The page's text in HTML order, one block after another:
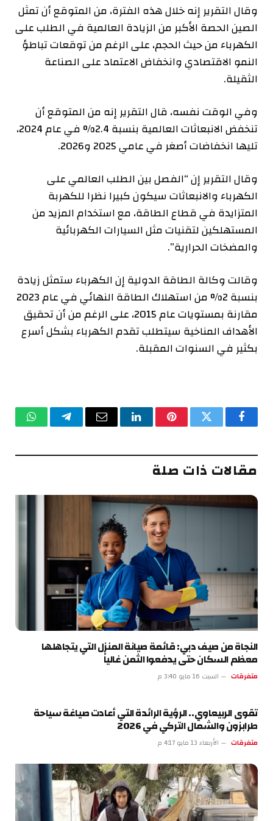
وقال التقرير إنه خلال هذه الفترة، من المتوقع أن تمثل
الصين الحصة الأكبر من الزيادة العالمية في الطلب على
الكهرباء من حيث الحجم، على الرغم من توقعات تباطؤ
النمو الاقتصادي وانخفاض الاعتماد على الصناعة
الثقيلة.
وفي الوقت نفسه، قال التقرير إنه من المتوقع أن
تنخفض الانبعاثات العالمية بنسبة 2.4% في عام 2024،
تليها انخفاضات أصغر في عامي 2025 و2026.
وقال التقرير إن “الفصل بين الطلب العالمي على
الكهرباء والانبعاثات سيكون كبيرا نظرا للكهربة
المتزايدة في قطاع الطاقة، مع استخدام المزيد من
المستهلكين لتقنيات مثل السيارات الكهربائية
والمضخات الحرارية”.
وقالت وكالة الطاقة الدولية إن الكهرباء ستمثل زيادة
بنسبة 2% من استهلاك الطاقة النهائي في عام 2023
مقارنة بمستويات عام 2015، على الرغم من أن تحقيق
الأهداف المناخية سيتطلب تقدم الكهرباء بشكل أسرع
بكثير في السنوات المقبلة.
فيسبوكتويتر بينتيريستلينكدإنالبريد تيلقرام
مقالات ذات صلة
النجاة من صيف دبي: قائمة صيانة المنزل التي يتجاهلها
معظم السكان حتى يدفعوا الثمن غالياً
متفرقات السبت 16 مايو 3:40 م
تقوى الربيعاوي.. الرؤية الرائدة التي أعادت صياغة سياحة
طرابزون والشمال التركي في 2026
متفرقات الأربعاء 13 مايو 4:17 م